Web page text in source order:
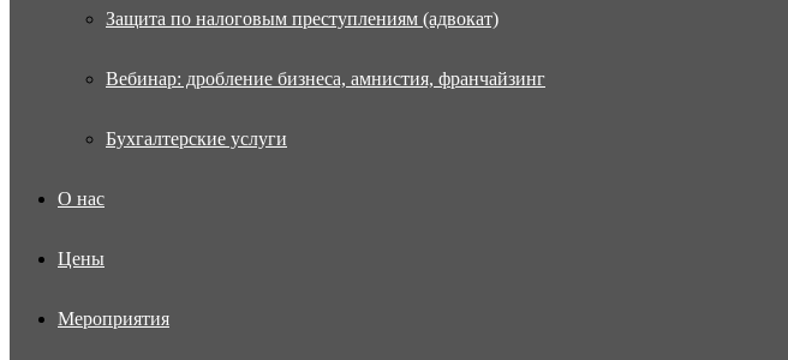
Защита по налоговым преступлениям (адвокат)
Вебинар: дробление бизнеса, амнистия, франчайзинг
Бухгалтерские услуги
О нас
Цены
Мероприятия